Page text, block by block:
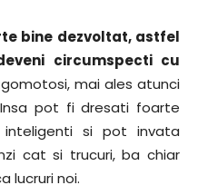
bine dezvoltat, astfel
circumspecti cu
mai ales atunci
pot fi dresati foarte
si pot invata
cat si trucuri, ba chiar
lucruri noi.